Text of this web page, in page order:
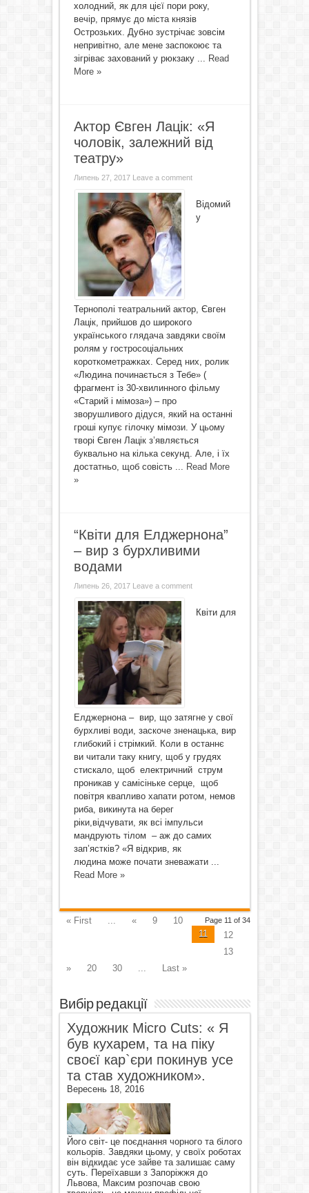
холодний, як для цієї пори року,
вечір, прямує до міста князів
Острозьких. Дубно зустрічає зовсім
непривітно, але мене заспокоює та
зігріває захований у рюкзаку ... Read
More »
Актор Євген Лацік: «Я
чоловік, залежний від
театру»
Липень 27, 2017 Leave a comment
Відомий
у
Тернополі театральний актор, Євген
Лацік, прийшов до широкого
українського глядача завдяки своїм
ролям у гостросоціальних
короткометражках. Серед них, ролик
«Людина починається з Тебе» (
фрагмент із 30-хвилинного фільму
«Старий і мімоза») – про
зворушливого дідуся, який на останні
гроші купує гілочку мімози. У цьому
творі Євген Лацік з’являється
буквально на кілька секунд. Але, і їх
достатньо, щоб совість ... Read More
»
“Квіти для Елджернона”
– вир з бурхливими
водами
Липень 26, 2017 Leave a comment
Квіти для
Елджернона – вир, що затягне у свої
бурхливі води, заскоче зненацька, вир
глибокий і стрімкий. Коли в останнє
ви читали таку книгу, щоб у грудях
стискало, щоб електричний струм
проникав у самісіньке серце, щоб
повітря квапливо хапати ротом, немов
риба, викинута на берег
ріки,відчувати, як всі імпульси
мандрують тілом – аж до самих
зап’ястків? «Я відкрив, як
людина може почати зневажати ...
Read More »
Page 11 of 34
« First ... « 9
10
11
12
13
»
20 30 ... Last »
Вибір редакції
Художник Micro Cuts: « Я
був кухарем, та на піку
своєї кар`єри покинув усе
та став художником».
Вересень 18, 2016
Його світ- це поєднання чорного та білого
кольорів. Завдяки цьому, у своїх роботах
він відкидає усе зайве та залишає саму
суть. Переїхавши з Запоріжжя до
Львова, Максим розпочав свою